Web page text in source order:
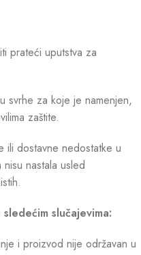
prateći uputstva za
svrhe za koje je namenjen,
zaštite.
ili dostavne nedostatke u
nastala usled
slučajevima:
i proizvod nije održavan u